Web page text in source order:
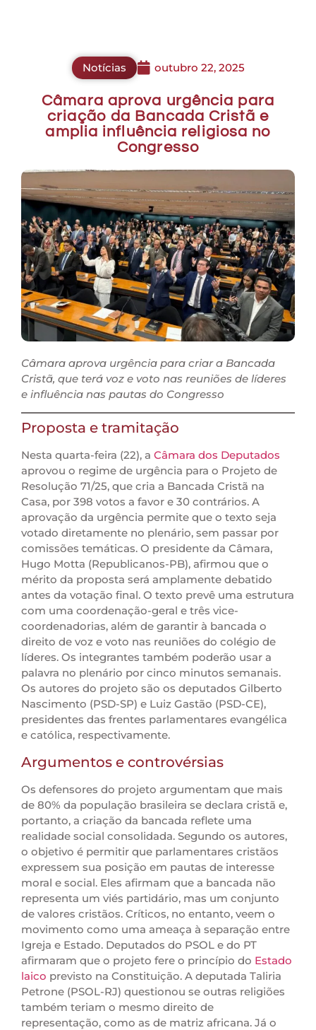
Notícias outubro 22, 2025
Câmara aprova urgência para
criação da Bancada Cristã e
amplia influência religiosa no
Congresso
Câmara aprova urgência para criar a Bancada
Cristã, que terá voz e voto nas reuniões de líderes
e influência nas pautas do Congresso
Proposta e tramitação
Nesta quarta-feira (22), a Câmara dos Deputados
aprovou o regime de urgência para o Projeto de
Resolução 71/25, que cria a Bancada Cristã na
Casa, por 398 votos a favor e 30 contrários. A
aprovação da urgência permite que o texto seja
votado diretamente no plenário, sem passar por
comissões temáticas. O presidente da Câmara,
Hugo Motta (Republicanos-PB), afirmou que o
mérito da proposta será amplamente debatido
antes da votação final. O texto prevê uma estrutura
com uma coordenação-geral e três vice-
coordenadorias, além de garantir à bancada o
direito de voz e voto nas reuniões do colégio de
líderes. Os integrantes também poderão usar a
palavra no plenário por cinco minutos semanais.
Os autores do projeto são os deputados Gilberto
Nascimento (PSD-SP) e Luiz Gastão (PSD-CE),
presidentes das frentes parlamentares evangélica
e católica, respectivamente.
Argumentos e controvérsias
Os defensores do projeto argumentam que mais
de 80% da população brasileira se declara cristã e,
portanto, a criação da bancada reflete uma
realidade social consolidada. Segundo os autores,
o objetivo é permitir que parlamentares cristãos
expressem sua posição em pautas de interesse
moral e social. Eles afirmam que a bancada não
representa um viés partidário, mas um conjunto
de valores cristãos. Críticos, no entanto, veem o
movimento como uma ameaça à separação entre
Igreja e Estado. Deputados do PSOL e do PT
afirmaram que o projeto fere o princípio do Estado
laico previsto na Constituição. A deputada Taliria
Petrone (PSOL-RJ) questionou se outras religiões
também teriam o mesmo direito de
representação, como as de matriz africana. Já o